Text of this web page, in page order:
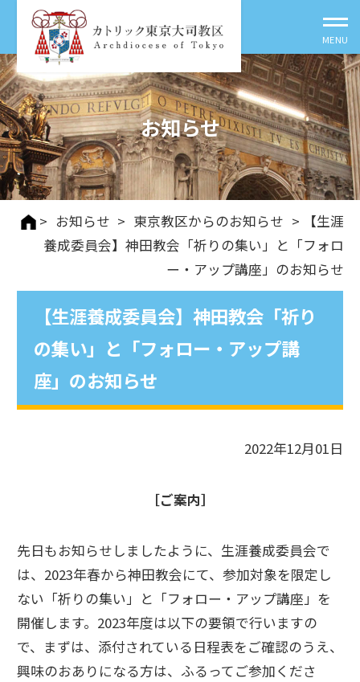
お知らせ
> お知らせ > 東京教区からのお知らせ > 【生涯
養成委員会】神田教会「祈りの集い」と「フォロ
ー・アップ講座」のお知らせ
【生涯養成委員会】神田教会「祈り
の集い」と「フォロー・アップ講
座」のお知らせ
2022年12月01日
［ご案内］
先日もお知らせしましたように、生涯養成委員会で
は、2023年春から神田教会にて、参加対象を限定し
ない「祈りの集い」と「フォロー・アップ講座」を
開催します。2023年度は以下の要領で行いますの
で、まずは、添付されている日程表をご確認のうえ、
興味のおありになる方は、ふるってご参加くださ